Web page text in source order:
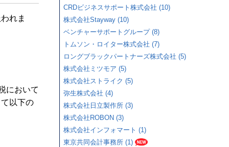
れま
において
以下の
CRDビジネスサポート株式会社 (10)
株式会社Stayway (10)
ベンチャーサポートグループ (8)
トムソン・ロイター株式会社 (7)
ロングブラックパートナーズ株式会社 (5)
株式会社ミツモア (5)
株式会社ストライク (5)
弥生株式会社 (4)
株式会社日立製作所 (3)
株式会社ROBON (3)
株式会社インフォマート (1)
東京共同会計事務所 (1)